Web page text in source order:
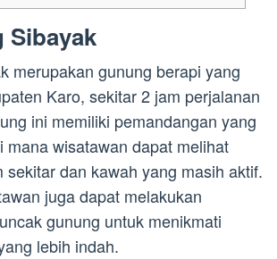
Sibayak
merupakan gunung berapi yang
Karo, sekitar 2 jam perjalanan
ini memiliki pemandangan yang
mana wisatawan dapat melihat
sekitar dan kawah yang masih aktif.
juga dapat melakukan
gunung untuk menikmati
lebih indah.